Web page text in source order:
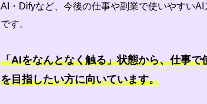
AI・Difyなど、今後の仕事や副業で使いやすい
です。
「AIをなんとなく触る」状態から、仕事で
を目指したい方に向いています。